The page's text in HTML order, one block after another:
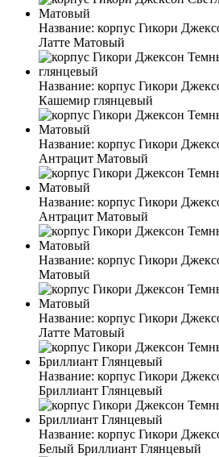
Название: корпус Гикори
Латте Матовый
Название: корпус Гикори
Кашемир глянцевый
Название: корпус Гикори
Антрацит Матовый
Название: корпус Гикори
Антрацит Матовый
Название: корпус Гикори
Матовый
Название: корпус Гикори
Латте Матовый
Название: корпус Гикори
Бриллиант Глянцевый
Название: корпус Гикори
Белый Бриллиант Глянцевый